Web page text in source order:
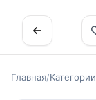
Главная/Категории